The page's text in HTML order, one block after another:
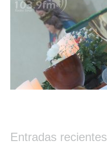
Entradas recientes